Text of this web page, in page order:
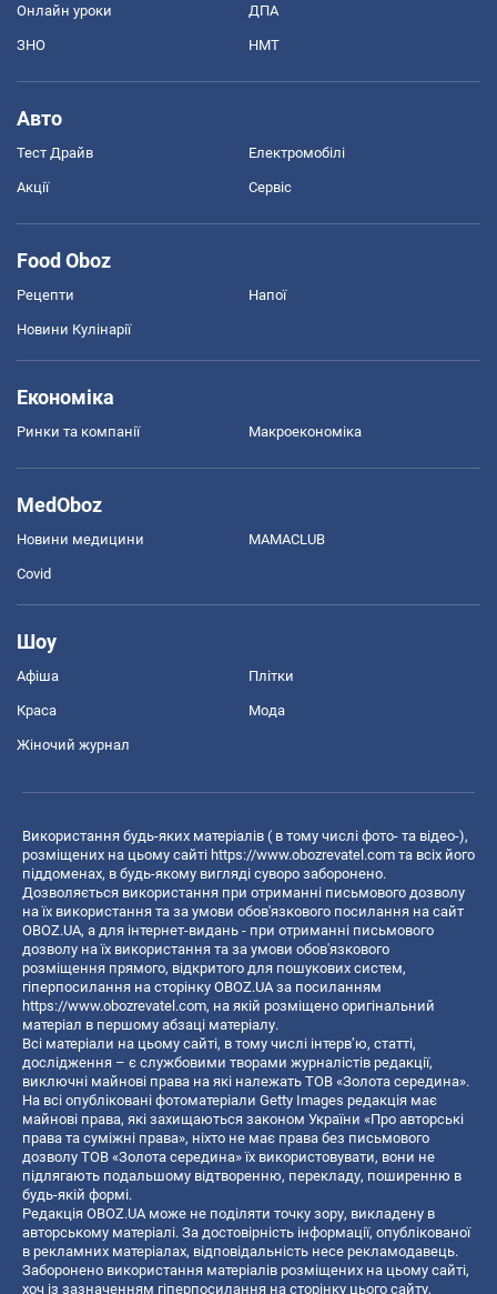
Онлайн уроки ДПА
ЗНО НМТ
Авто
Тест Драйв Електромобілі
Акції Сервіс
Food Oboz
Рецепти Напої
Новини Кулінарії
Економіка
Ринки та компанії Макроекономіка
MedOboz
Новини медицини MAMACLUB
Covid
Шоу
Афіша Плітки
Краса Мода
Жіночий журнал
Використання будь-яких матеріалів ( в тому числі фото- та відео-),
розміщених на цьому сайті https://www.obozrevatel.com та всіх його
піддоменах, в будь-якому вигляді суворо заборонено.
Дозволяється використання при отриманні письмового дозволу
на їх використання та за умови обов'язкового посилання на сайт
OBOZ.UA, а для інтернет-видань - при отриманні письмового
дозволу на їх використання та за умови обов'язкового
розміщення прямого, відкритого для пошукових систем,
гіперпосилання на сторінку OBOZ.UA за посиланням
https://www.obozrevatel.com, на якій розміщено оригінальний
матеріал в першому абзаці матеріалу.
Всі матеріали на цьому сайті, в тому числі інтерв’ю, статті,
дослідження – є службовими творами журналістів редакції,
виключні майнові права на які належать ТОВ «Золота середина».
На всі опубліковані фотоматеріали Getty Images редакція має
майнові права, які захищаються законом України «Про авторські
права та суміжні права», ніхто не має права без письмового
дозволу ТОВ «Золота середина» їх використовувати, вони не
підлягають подальшому відтворенню, перекладу, поширенню в
будь-якій формі.
Редакція OBOZ.UA може не поділяти точку зору, викладену в
авторському матеріалі. За достовірність інформації, опублікованої
в рекламних матеріалах, відповідальність несе рекламодавець.
Заборонено використання матеріалів розміщених на цьому сайті,
хоч із зазначенням гіперпосилання на сторінку цього сайту,